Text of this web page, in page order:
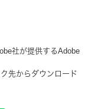
社が提供するAdobe
先からダウンロード